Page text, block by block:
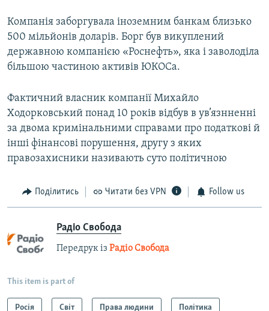
Компанія заборгувала іноземним банкам близько
500 мільйонів доларів. Борг був викуплений
державною компанією «Роснефть», яка і заволоділа
більшою частиною активів ЮКОСа.
Фактичний власник компанії Михайло
Ходорковський понад 10 років відбув в ув’язнненні
за двома кримінальними справами про податкові й
інші фінансові порушення, другу з яких
правозахисники називають суто політичною
Поділитись Читати без VPN Follow us
Радіо Свобода
Передрук із Радіо Свобода
This item is part of
Росія Світ Права людини Політика